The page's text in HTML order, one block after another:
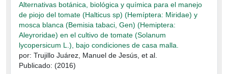
Alternativas botánica, biológica y química para el manejo
de piojo del tomate (Halticus sp) (Hemíptera: Miridae) y
mosca blanca (Bemisia tabaci, Gen) (Hemiptera:
Aleyroridae) en el cultivo de tomate (Solanum
lycopersicum L.), bajo condiciones de casa malla.
por: Trujillo Juárez, Manuel de Jesús, et al.
Publicado: (2016)